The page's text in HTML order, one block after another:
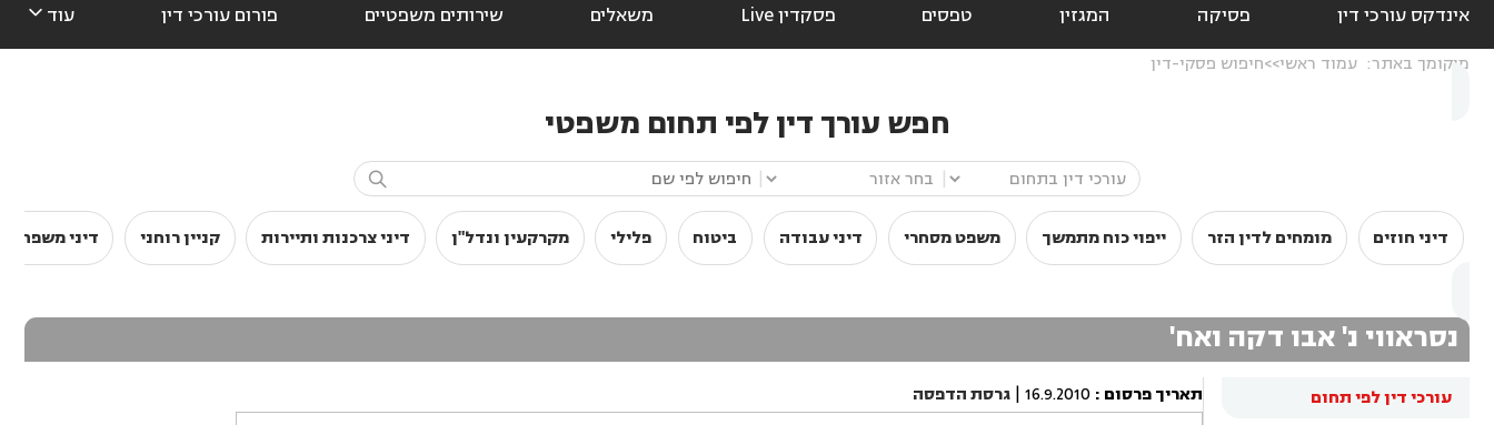
אינדקס עורכי דין פסיקה המגזין טפסים פסקדין Live משאלים שירותים משפטיים פורום עורכי דין עוד 
מיקומך באתר: עמוד ראשי חיפוש פסקי-דין
חפש עורך דין לפי תחום משפטי

דיני חוזים מומחים לדין הזר ייפוי כוח מתמשך משפט מסחרי דיני עבודה ביטוח פלילי מקרקעין ונדל"ן דיני צרכנות ותיירות קניין רוחני דיני משפחה
נסראווי נ' אבו דקה ואח'
עורכי דין לפי תחום
תאריך פרסום :
16.9.2010
| גרסת הדפסה